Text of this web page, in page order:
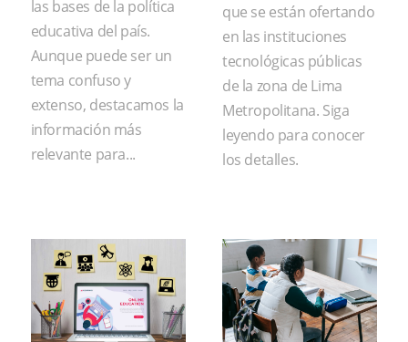
las bases de la política
educativa del país.
Aunque puede ser un
tema confuso y
extenso, destacamos la
información más
relevante para...
que se están ofertando
en las instituciones
tecnológicas públicas
de la zona de Lima
Metropolitana. Siga
leyendo para conocer
los detalles.